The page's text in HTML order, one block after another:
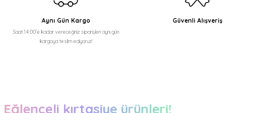
Aynı Gün Kargo
Saat 14:00'e kadar vereceğiniz siparişleri aynı gün
kargoya teslim ediyoruz!
Güvenli Alışveriş
Eğlenceli kırtasiye ürünleri!